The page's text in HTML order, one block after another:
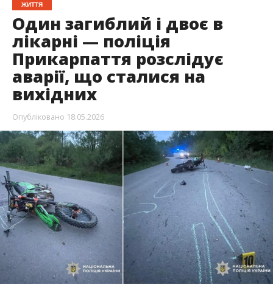
ЖИТТЯ
Один загиблий і двоє в
лікарні — поліція
Прикарпаття розслідує
аварії, що сталися на
вихідних
Опубліковано 18.05.2026